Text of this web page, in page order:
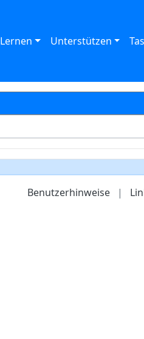
Lernen Unterstützen
Benutzerhinweise |